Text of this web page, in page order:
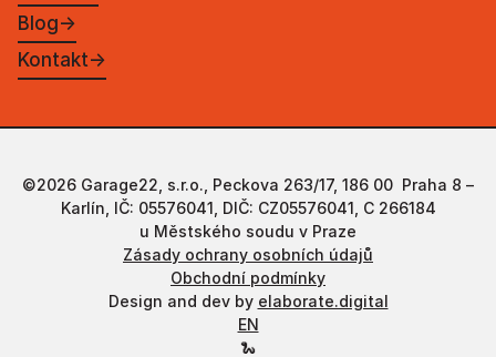
Blog→
Kontakt→
©2026 Garage22, s.r.o., Peckova 263/17, 186 00 Praha 8 –
Karlín, IČ: 05576041, DIČ: CZ05576041, C 266184
u Městského soudu v Praze
Zásady ochrany osobních údajů
Obchodní podmínky
Design and dev by elaborate.digital
EN
🐍